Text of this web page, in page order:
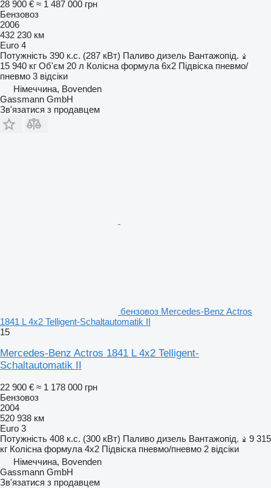
28 900 € ≈ 1 487 000 грн
Бензовоз
2006
432 230 км
Euro 4
Потужність 390 к.с. (287 кВт) Паливо дизель Вантажопід.
15 940 кг Об'єм 20 л Колісна формула 6x2 Підвіска пневмо/
пневмо 3 відсіки
Німеччина, Bovenden
Gassmann GmbH
Зв'язатися з продавцем
бензовоз Mercedes-Benz Actros
1841 L 4x2 Telligent-Schaltautomatik II
15
Mercedes-Benz Actros 1841 L 4x2 Telligent-
Schaltautomatik II
22 900 € ≈ 1 178 000 грн
Бензовоз
2004
520 938 км
Euro 3
Потужність 408 к.с. (300 кВт) Паливо дизель Вантажопід.
9 315
кг Колісна формула 4x2 Підвіска пневмо/пневмо 2 відсіки
Німеччина, Bovenden
Gassmann GmbH
Зв'язатися з продавцем